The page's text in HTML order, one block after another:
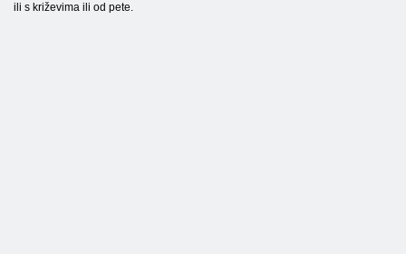
ili s križevima ili od pete.